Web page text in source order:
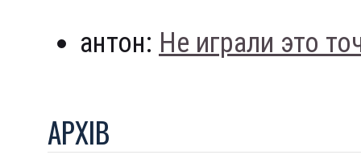
антон: Не играли это
АРХIВ